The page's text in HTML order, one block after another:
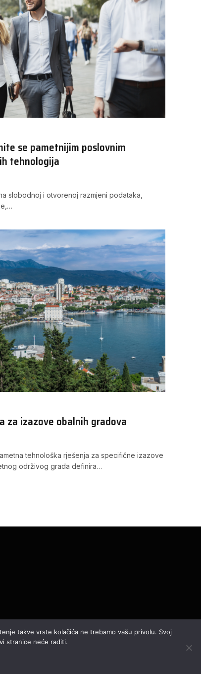
se pametnijim poslovnim
tehnologija
slobodnoj i otvorenoj razmjeni podataka,
za izazove obalnih gradova
tehnološka rješenja za specifične izazove
održivog grada definira…
takve vrste kolačića ne trebamo vašu privolu. Svoj
stranice neće raditi.